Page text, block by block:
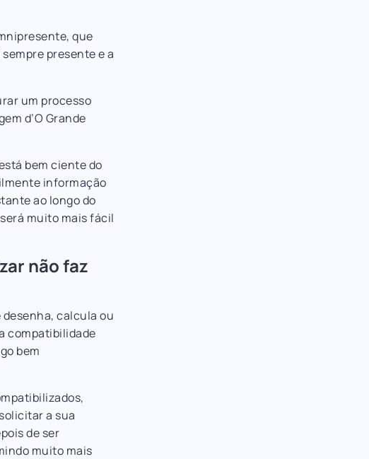
que
presente e a
um processo
d’O Grande
bem ciente do
informação
ao longo do
muito mais fácil
não faz
desenha, calcula ou
compatibilidade
bem
a sua
de ser
muito mais